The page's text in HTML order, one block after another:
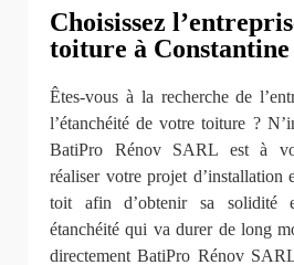
Choisissez
toiture à Constantine
Êtes-vous à la recherche de
l’étanchéité de votre toiture ?
BatiPro Rénov SARL est à
réaliser votre projet d’installation
toit afin d’obtenir sa solidité
étanchéité qui va durer de long
directement BatiPro Rénov